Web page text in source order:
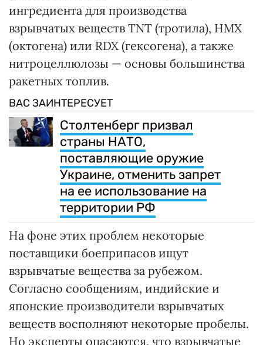
ингредиента для производства
взрывчатых веществ TNT (тротила), HMX
(октогена) или RDX (гексогена), а также
нитроцеллюлозы — основы большинства
ракетных топлив.
ВАС ЗАИНТЕРЕСУЕТ
Столтенберг призвал
страны НАТО,
поставляющие оружие
Украине, отменить запрет
на ее использование на
территории РФ
На фоне этих проблем некоторые
поставщики боеприпасов ищут
взрывчатые вещества за рубежом.
Согласно сообщениям, индийские и
японские производители взрывчатых
веществ восполняют некоторые пробелы.
Но эксперты опасаются, что взрывчатые